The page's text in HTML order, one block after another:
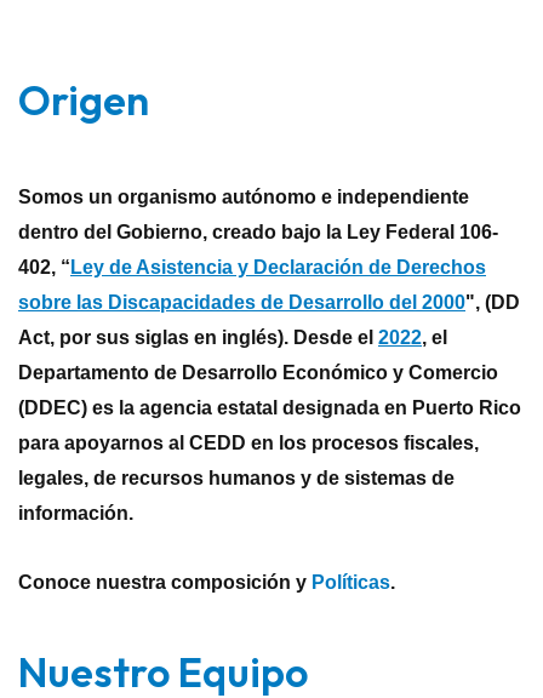
Origen
Somos un organismo autónomo e independiente
dentro del Gobierno, creado bajo la Ley Federal 106-
402, “ Ley de Asistencia y Declaración de Derechos
sobre las Discapacidades de Desarrollo del 2000", (DD
Act, por sus siglas en inglés). Desde el 2022, el
Departamento de Desarrollo Económico y Comercio
(DDEC) es la agencia estatal designada en Puerto Rico
para apoyarnos al CEDD en los procesos fiscales,
legales, de recursos humanos y de sistemas de
información.
Conoce nuestra composición y Políticas.
Nuestro Equipo